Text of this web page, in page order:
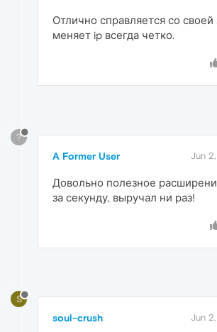
Отлично справляется со своей
меняет ip всегда четко.
?
A Former User Jun
Довольно полезное
за секунду, выручал ни раз!
S
soul-crush Jun